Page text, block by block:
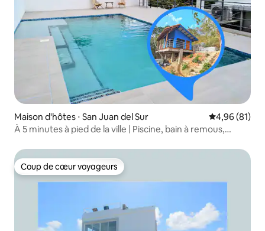
Maison d'hôtes ⋅ San Juan del Sur Évaluation
4,96 (81)
À 5 minutes à pied de la ville | Piscine, bain à remous,
Coup de cœur voyageurs
Coup de cœur voyageurs